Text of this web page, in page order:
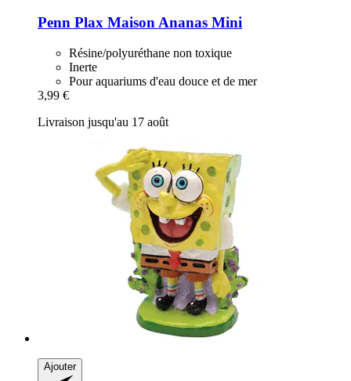
Penn Plax Maison Ananas Mini
Résine/polyuréthane non toxique
Inerte
Pour aquariums d'eau douce et de mer
3,99 €
Livraison jusqu'au 17 août
Ajouter